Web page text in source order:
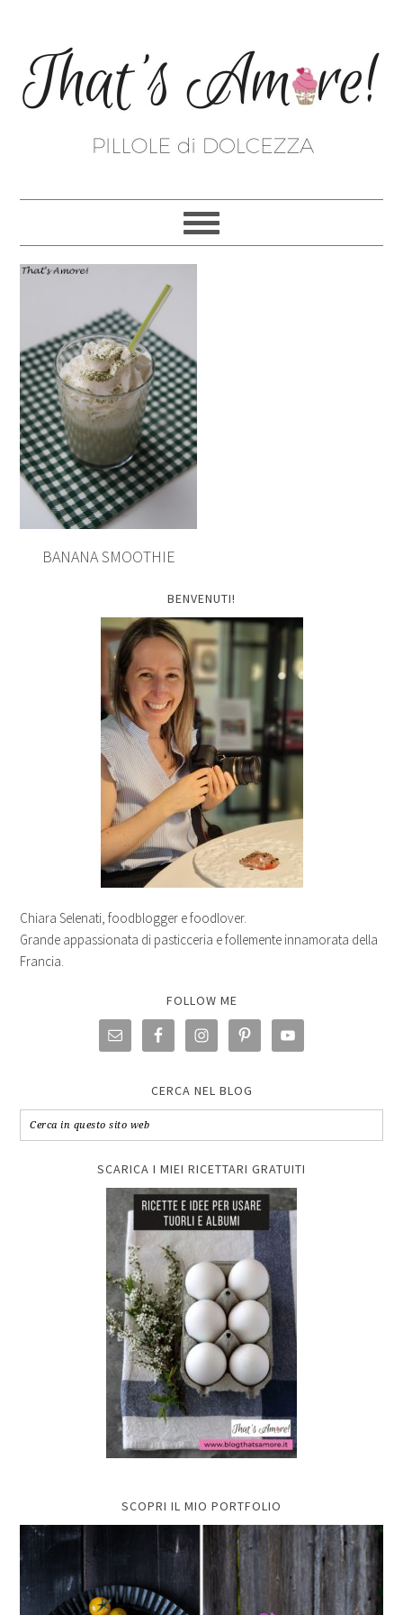
BANANA SMOOTHIE
BENVENUTI!
Chiara Selenati, foodblogger e foodlover.
Grande appassionata di pasticceria e follemente innamorata della
Francia.
FOLLOW ME
CERCA NEL BLOG
SCARICA I MIEI RICETTARI GRATUITI
SCOPRI IL MIO PORTFOLIO